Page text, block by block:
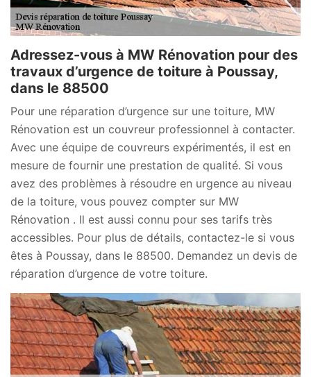
Adressez-vous à MW Rénovation pour des
travaux d’urgence de toiture à Poussay,
dans le 88500
Pour une réparation d’urgence sur une toiture, MW
Rénovation est un couvreur professionnel à contacter.
Avec une équipe de couvreurs expérimentés, il est en
mesure de fournir une prestation de qualité. Si vous
avez des problèmes à résoudre en urgence au niveau
de la toiture, vous pouvez compter sur MW
Rénovation . Il est aussi connu pour ses tarifs très
accessibles. Pour plus de détails, contactez-le si vous
êtes à Poussay, dans le 88500. Demandez un devis de
réparation d’urgence de votre toiture.